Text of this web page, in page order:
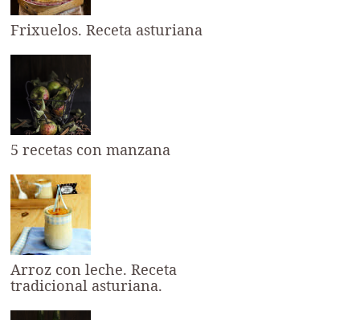
Frixuelos. Receta asturiana
5 recetas con manzana
Arroz con leche. Receta
tradicional asturiana.